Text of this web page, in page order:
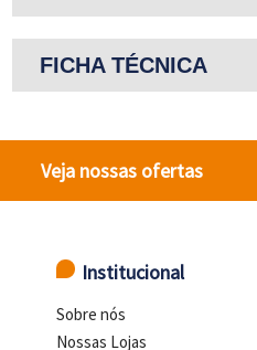
FICHA TÉCNICA
Veja nossas ofertas
Institucional
Sobre nós
Nossas Lojas